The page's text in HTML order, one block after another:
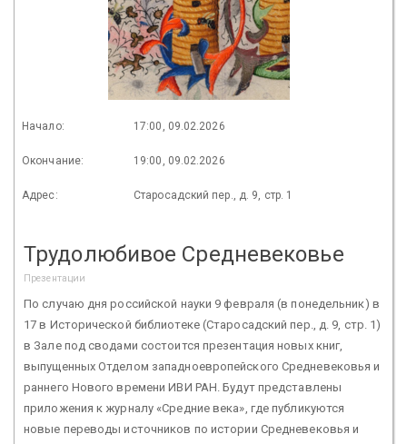
Начало: 17:00, 09.02.2026
Окончание: 19:00, 09.02.2026
Адрес: Старосадский пер., д. 9, стр. 1
Трудолюбивое Средневековье
Презентации
По случаю дня российской науки 9 февраля (в понедельник) в
17 в Исторической библиотеке (Старосадский пер., д. 9, стр. 1)
в Зале под сводами состоится презентация новых книг,
выпущенных Отделом западноевропейского Средневековья и
раннего Нового времени ИВИ РАН. Будут представлены
приложения к журналу «Средние века», где публикуются
новые переводы источников по истории Средневековья и